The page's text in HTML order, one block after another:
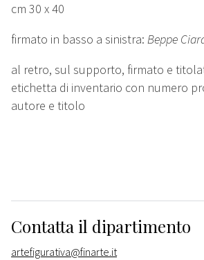
cm 30 x 40
firmato in basso a sinistra: Beppe
al retro, sul supporto, firmato e
etichetta di inventario con numero
autore e titolo
Contatta il dipartimento
artefigurativa@finarte.it